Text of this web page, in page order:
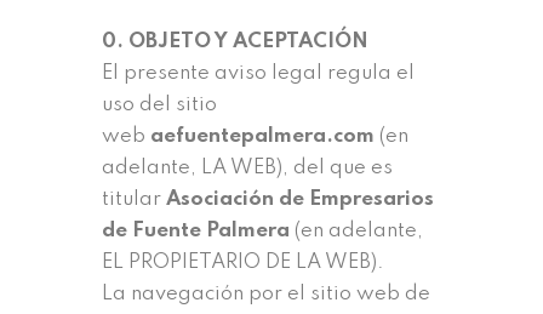
0. OBJETO Y ACEPTACIÓN
El presente aviso legal regula el
uso del sitio
web aefuentepalmera.com (en
adelante, LA WEB), del que es
titular Asociación de Empresarios
de Fuente Palmera (en adelante,
EL PROPIETARIO DE LA WEB).
La navegación por el sitio web de